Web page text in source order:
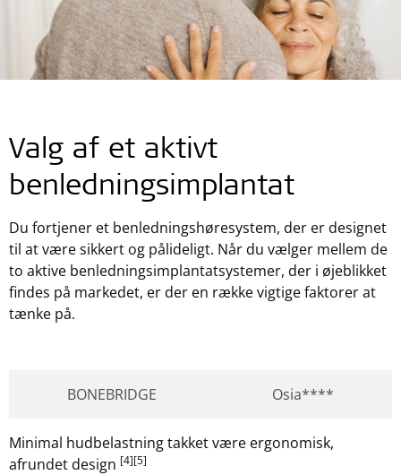
Valg af et aktivt
benledningsimplantat
Du fortjener et benledningshøresystem, der er designet
til at være sikkert og pålideligt. Når du vælger mellem de
to aktive benledningsimplantatsystemer, der i øjeblikket
findes på markedet, er der en række vigtige faktorer at
tænke på.
BONEBRIDGE Osia****
Minimal hudbelastning takket være ergonomisk,
afrundet design [4][5]